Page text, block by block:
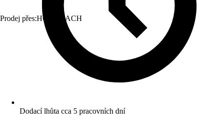
Prodej přes:HORNBACH
Dodací lhůta cca 5 pracovních dní